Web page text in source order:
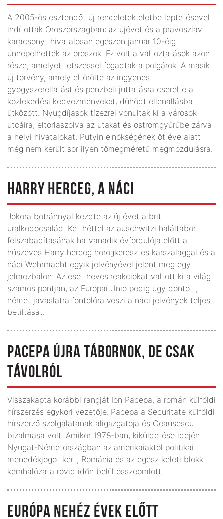
A 2005-ös esztendőt új rendeletek életbe léptetésével
indították Oroszországban: az újévet és a pravoszláv
karácsonyt hivatalosan egészen január 10-éig
ünnepelhették az oroszok. Ez volt a változtatások azon
része, amelyet tetszéssel fogadtak a polgárok. A másik
új törvény, amely eltörölte az ingyenes
gyógyszerellátást és pénzbeli juttatásra cserélte a
közlekedési kedvezményeket, dühödt ellenállásba
ütközött. Nyugdíjasok tízezrei vonultak ki a városok
utcáira, eltorlaszolva az utakat és ostromgyűrűbe zárva
a helyi hivatalokat. Putyin elnökségének öt éve alatt
még nem került sor ilyen tömegméretű megmozdulásra.
HARRY HERCEG, A NÁCI
Jókora botránnyal kezdte az új évet a brit
uralkodócsalád. Két héttel az auschwitzi haláltábor
felszabadításának hatvanadik évfordulója előtt a
húszéves Harry herceg horogkeresztes karszalaggal és a
náci Wehrmacht egyik jelvényével jelent meg egy
jelmezbálon. Az eset heves reakciókat váltott ki a világ
számos pontján, az Európai Unió pedig úgy döntött,
német javaslatra fontolóra veszi a náci jelvények teljes
betiltását.
PACEPA ÚJRA TÁBORNOK, DE CSAK
TÁVOLRÓL
Visszakapta korábbi rangját Ion Pacepa, a román külföldi
hírszerzés egykori vezetője. Pacepa a Securitate külföldi
hírszerző szolgálatának aligazgatója és Ceausescu
bizalmasa volt. Amikor 1978-ban, kiküldetése idején
Nyugat-Németországban az amerikaiaktól politikai
menedékjogot kért, Románia és az egész keleti blokk
kémhálózata rövid időn belül összeomlott.
EURÓPA NEHÉZ ÉVEK ELŐTT